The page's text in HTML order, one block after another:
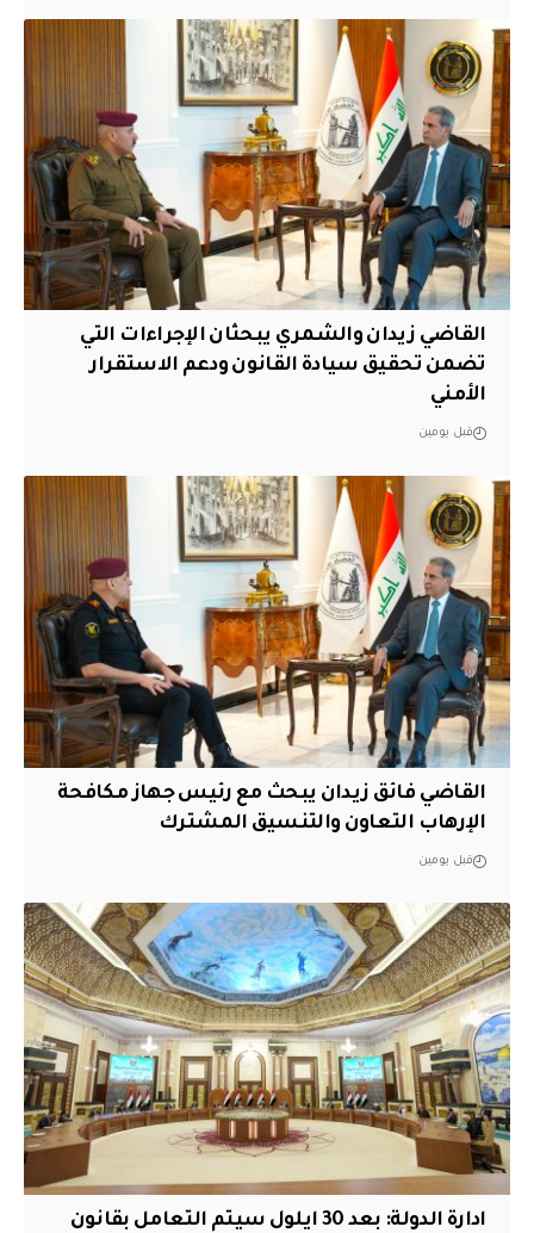
القاضي زيدان والشمري يبحثان الإجراءات التي
تضمن تحقيق سيادة القانون ودعم الاستقرار
الأمني
قبل يومين
القاضي فائق زيدان يبحث مع رئيس جهاز مكافحة
الإرهاب التعاون والتنسيق المشترك
قبل يومين
ادارة الدولة: بعد 30 ايلول سيتم التعامل بقانون